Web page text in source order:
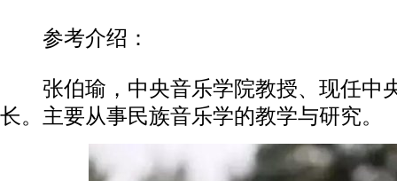
参考介绍：
张伯瑜，中央音乐学院教授、现任中
长。主要从事民族音乐学的教学与研究。